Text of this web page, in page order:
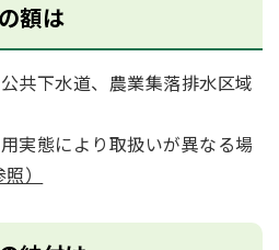
額は
共下水道、農業集落排水区域
実態により取扱いが異なる場
）